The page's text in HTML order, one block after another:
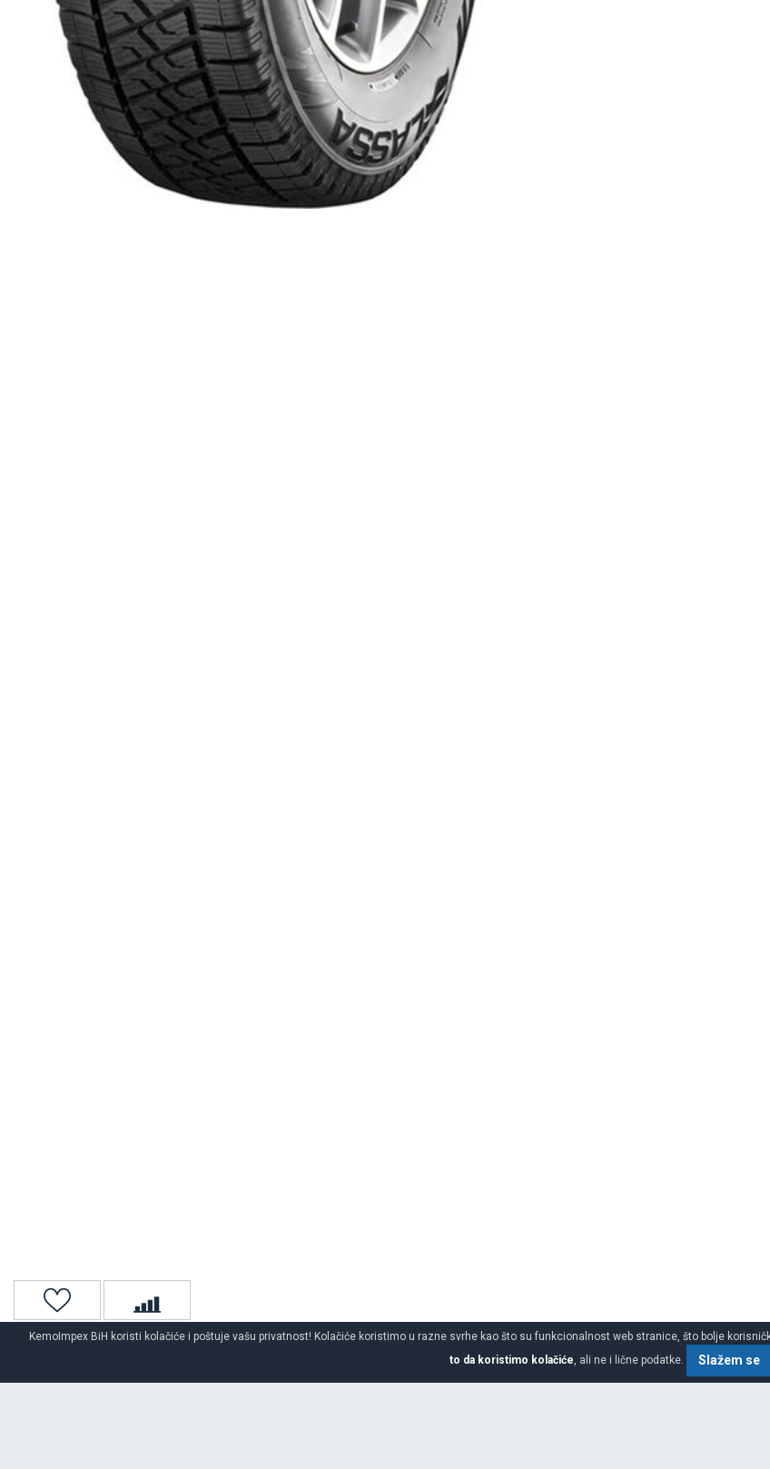
KemoImpex BiH koristi kolačiće i poštuje vašu privatnost! Kolačiće koristimo u razne svrhe kao što su funkcionalnost web stranice, što bolje
to da koristimo kolačiće , ali ne i lične podatke. Slažem se